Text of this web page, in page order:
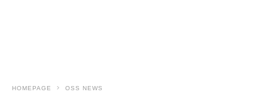
HOMEPAGE OSS NEWS